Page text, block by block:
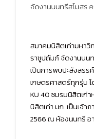
จัดงานนนทรีสโมสร
สมาคมนิสิตเก่ามหาวิ
ราชูปถัมภ์ จัดงานนน
เป็นการพบปะสังสรร
เกษตรศาสตร์ทุกรุ่น โ
KU 40 ชมรมนิสิตเก่า
นิสิตเก่า มก. เป็นเจ้า
2566 ณ ห้องนนทรี อ